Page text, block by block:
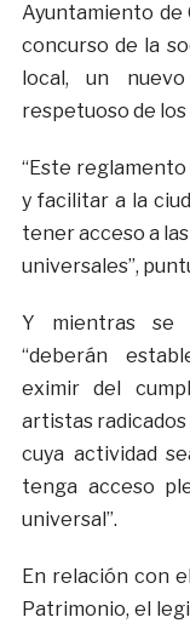
Ayuntamiento de
concurso de la
local, un
respetuoso de
“Este
y facilitar a la
tener acceso a
universales”,
Y mientras se
“deberán
eximir del
artistas radicados
cuya actividad
tenga acceso
universal”.
En relación con
Patrimonio, el